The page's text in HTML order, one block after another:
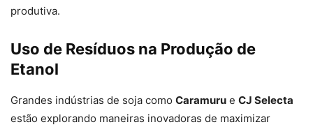
produtiva.
Uso de Resíduos na Produção de
Etanol
Grandes indústrias de soja como Caramuru e CJ Selecta
estão explorando maneiras inovadoras de maximizar